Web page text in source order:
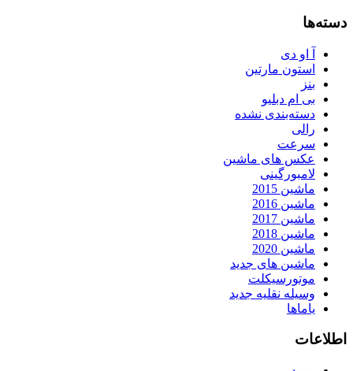
دسته‌ها
آ او دی
استون مارتین
بنز
بی ام دبلیو
دسته‌بندی نشده
رالی
سرعت
عکس های ماشین
لامبورگینی
ماشین 2015
ماشین 2016
ماشین 2017
ماشین 2018
ماشین 2020
ماشین های جدید
موتورسیکلت
وسیله نقلیه جدید
یاماها
اطلاعات